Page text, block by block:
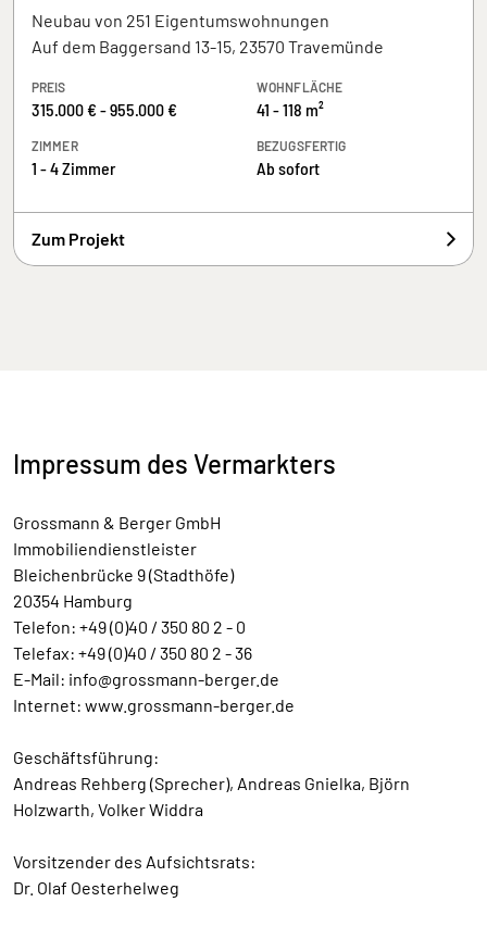
Neubau von 251 Eigentumswohnungen
Auf dem Baggersand 13-15, 23570 Travemünde
PREIS
315.000 € - 955.000 €
WOHNFLÄCHE
41 - 118 m²
ZIMMER
1 - 4 Zimmer
BEZUGSFERTIG
Ab sofort
Zum Projekt
Impressum des Vermarkters
Grossmann & Berger GmbH
Immobiliendienstleister
Bleichenbrücke 9 (Stadthöfe)
20354 Hamburg
Telefon: +49 (0)40 / 350 80 2 - 0
Telefax: +49 (0)40 / 350 80 2 - 36
E-Mail: info@grossmann-berger.de
Internet: www.grossmann-berger.de
Geschäftsführung:
Andreas Rehberg (Sprecher), Andreas Gnielka, Björn
Holzwarth, Volker Widdra
Vorsitzender des Aufsichtsrats:
Dr. Olaf Oesterhelweg